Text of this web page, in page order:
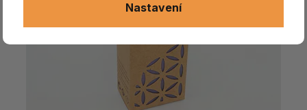
Nastavení